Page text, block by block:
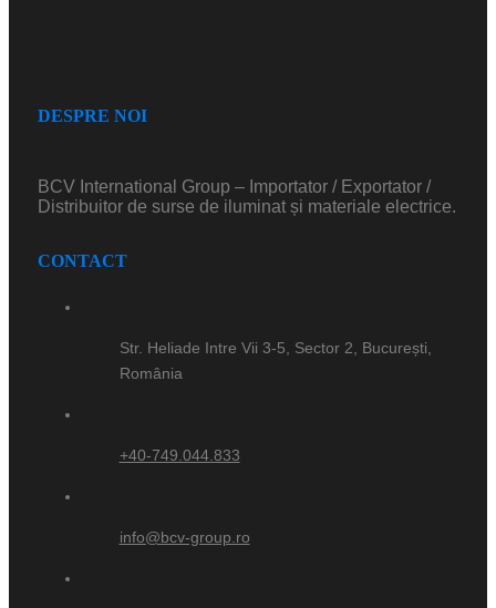
DESPRE NOI
BCV International Group – Importator / Exportator /
Distribuitor de surse de iluminat și materiale electrice.
CONTACT
Str. Heliade Intre Vii 3-5, Sector 2, București,
România
+40-749.044.833
info@bcv-group.ro